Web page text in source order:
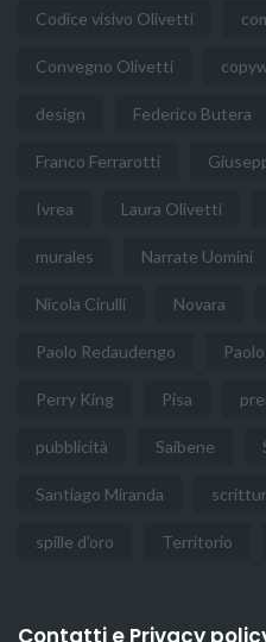
Codice visivo Olivetti
Convegno Olivetti
design Federico Butera
Franco Ferrarotti
Ivrea Laura Olivetti
murales Narrate Uomini
Nicola Cirulli Novara
Paolo Redaudengo
Perry King Pisa
pubblicità Saibene
Santiago Miranda
spille d'oro Territorio
Contatti e Privacy